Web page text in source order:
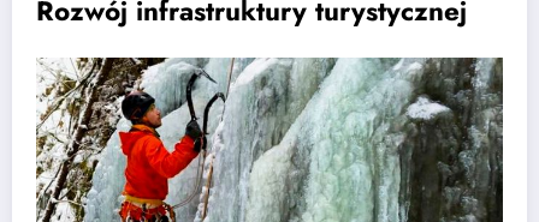
Rozwój infrastruktury turystycznej